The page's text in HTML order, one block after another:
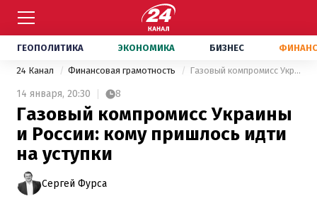
ГЕОПОЛИТИКА ЭКОНОМИКА БИЗНЕС
24 Канал Финансовая грамотность Газовый компромисс Украины и России: кому пришлось идти на уступки
14 января, 20:30 8
Газовый компромисс Украины
и России: кому пришлось идти
на уступки
Сергей Фурса